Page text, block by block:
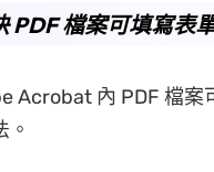
PDF 檔案可填寫表
Acrobat 內 PDF 檔
。